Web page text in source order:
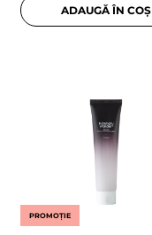
ADAUGĂ ÎN COȘ
PROMOȚIE